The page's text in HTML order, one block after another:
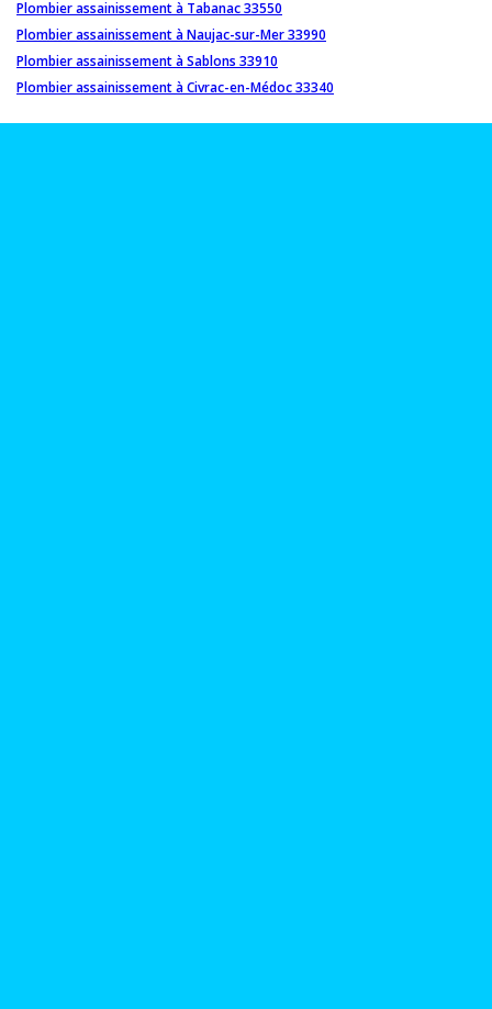
Plombier assainissement à Tabanac 33550
Plombier assainissement à Naujac-sur-Mer 33990
Plombier assainissement à Sablons 33910
Plombier assainissement à Civrac-en-Médoc 33340